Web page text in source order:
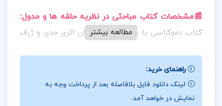
📰مشخصات کتاب مباحثی در نظریه حلقه ها و مدول:
کتاب دموکراسی یا حقیقت را می توان اثری جدی و ژرف
سیاست و فرهنگ ایرانی دعوت می کند؛ کتابی که هم
برای پژوهشگران علوم اجتماعی ارزشمند است و هم برای
خوانندگانی که دغدغهٔ فهم عمیق تر از وضعیت فکری و
مطالعه بیشتر
راهنمای خرید:
لینک دانلود فایل بلافاصله بعد از پرداخت وجه به
نمایش در خواهد آمد.